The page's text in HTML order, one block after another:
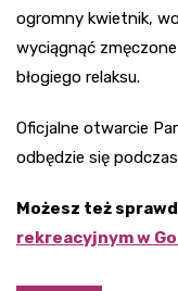
ogromny kwietnik,
wyciągnąć
błogiego relaksu.
Oficjalne otwarcie
odbędzie się
Możesz też
rekreacyjnym w